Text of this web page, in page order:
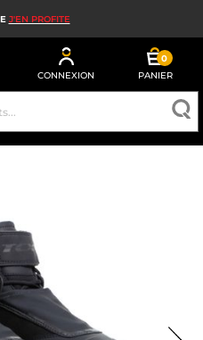
J'EN PROFITE
CONNEXION
0
PANIER
HOMME
OUTILLAGE